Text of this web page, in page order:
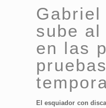
Gabriel
sube al
en las
El esquiador con